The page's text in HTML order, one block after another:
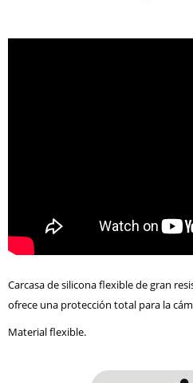
Carcasa de silicona flexible de gran
ofrece una protección total para la
Material flexible.